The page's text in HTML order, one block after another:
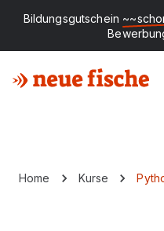
Bildungsgutschein
Home Kurse